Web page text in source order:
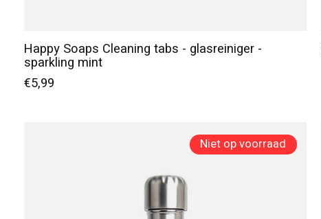
Happy Soaps Cleaning tabs - glasreiniger -
sparkling mint
€5,99
Niet op voorraad